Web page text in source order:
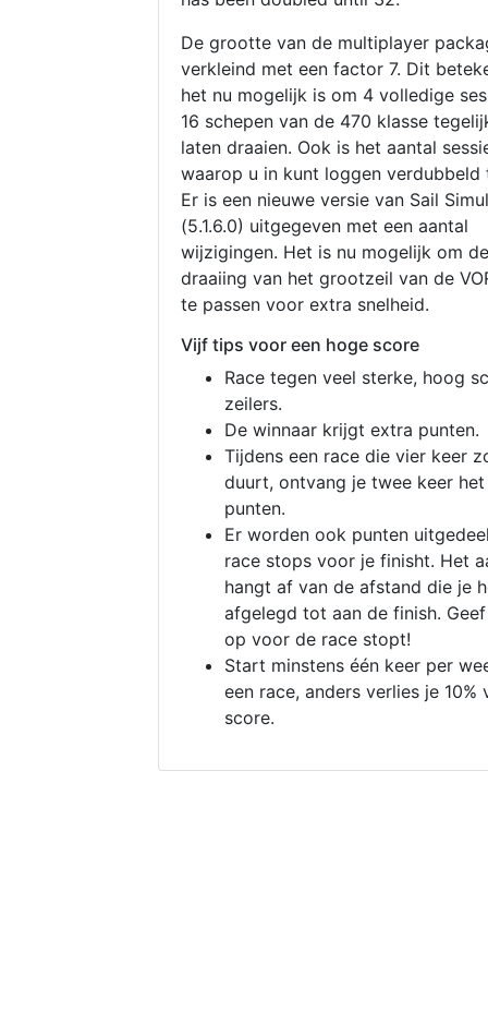
De grootte van de multiplayer
verkleind met een factor 7. Dit
het nu mogelijk is om 4 volledige
16 schepen van de 470 klasse
laten draaien. Ook is het aantal
waarop u in kunt loggen verdubbeld
Er is een nieuwe versie van Sail
(5.1.6.0) uitgegeven met een aantal
wijzigingen. Het is nu mogelijk om de
draaiing van het grootzeil van de
te passen voor extra snelheid.
Vijf tips voor een hoge score
Race tegen veel sterke, hoog
zeilers.
De winnaar krijgt extra punten.
Tijdens een race die vier keer
duurt, ontvang je twee keer
punten.
Er worden ook punten
race stops voor je finisht. Het
hangt af van de afstand die je
afgelegd tot aan de finish.
op voor de race stopt!
Start minstens één keer per
een race, anders verlies je 10%
score.